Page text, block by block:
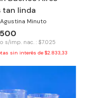
tan linda
Minuto
s/imp. nac. : $7.025
sin interés de $2.833,33